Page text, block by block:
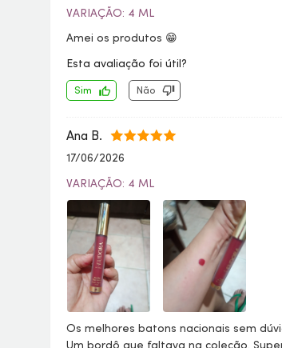
VARIAÇÃO: 4 ML
Amei os produtos 😁
Esta avaliação foi útil?
Sim Não
Ana B.
17/06/2026
VARIAÇÃO: 4 ML
Os melhores batons nacionais sem
Um bordô que faltava na coleção.